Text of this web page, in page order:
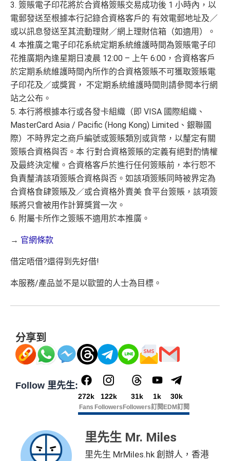
3. 簽賬電子印花將於合資格簽賬交易成功後 1 小時內，以
電郵發送至根據本行記錄合資格客戶的 有效電郵地址及／
或以訊息發送至其流動理財／網上理財信箱（如適用）。
4. 本推廣之電子印花系統定期系統維護時間為簽賬電子印
花推廣期內逢星期日凌晨 12:00 – 上午 6:00，合資格客戶
於定期系統維護時間內所作的合資格簽賬不可獲取簽賬電
子印花及／或獎賞， 不定期系統維護時間則請參閱本行網
站之公布。
5. 本行將根據本行或各發卡組織（即 VISA 國際組織、
MasterCard Asia / Pacific (Hong Kong) Limited、銀聯國
際）不時界定之商戶編號或簽賬類別或貨幣，以釐定有關
簽賬合資格與否。本 行對合資格簽賬的定義有絕對酌情權
及最終決定權。合資格客戶於進行任何簽賬前，本行恕不
負責釐清該項簽賬合資格與否。如該項簽賬同時被界定為
合資格食肆簽賬及／或合資格外賣美 食平台簽賬，該項簽
賬將只會被用作計算獎賞一次。
6. 附屬卡所作之簽賬不適用於本推廣。
→ 官網條款
借定唔借?還得到先好借!
本服務/產品並不是以歐盟的人士為目標。
分享到
Follow 里先生:
272k
Fans
122k
Followers
31k
Followers
1k
訂閱
30k
EDM訂閱
里先生 Mr. Miles
里先生 MrMiles.hk 創辦人，香港